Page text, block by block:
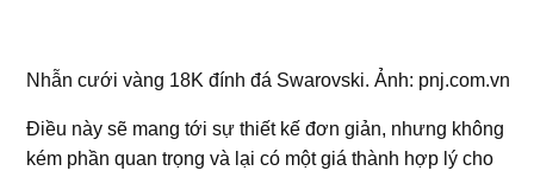
Nhẫn cưới vàng 18K đính đá Swarovski. Ảnh: pnj.com.vn
Điều này sẽ mang tới sự thiết kế đơn giản, nhưng không
kém phần quan trọng và lại có một giá thành hợp lý cho